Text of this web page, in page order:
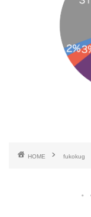
HOME fukokug